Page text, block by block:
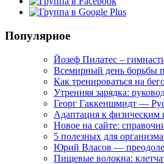
Популярное
Йозеф Пилатес –
Всемирный день борьбы
Как тренироваться на
Утренняя зарядка:
Георг Гаккеншмидт —
Адаптация к
Новое на сайте:
5 полезных для
Юрий Власов —
Пищевые волокна: